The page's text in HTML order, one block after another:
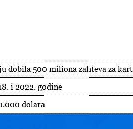
dobila 500 miliona zahteva za
i 2022. godine
dolara